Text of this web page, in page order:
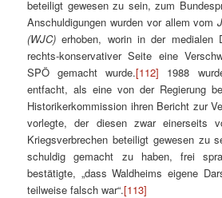
beteiligt gewesen zu sein, zum
Anschuldigungen wurden vor allem vom
(WJC)erhoben, worin in der medialen
rechts-konservativer Seite eine
SPÖ gemacht wurde.[112] 1988
entfacht, als eine von der Regierung
Historikerkommission ihren Bericht zur
vorlegte, der diesen zwar einerseits
Kriegsverbrechen beteiligt gewesen zu
schuldig gemacht zu haben, frei
bestätigte, „dass Waldheims eigene
teilweise falsch war“.[113]